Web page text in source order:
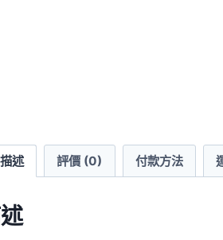
描述 評價 (0) 付款方法